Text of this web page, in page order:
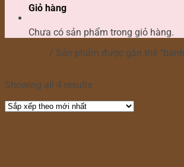
Giỏ hàng
Chưa có sản phẩm trong giỏ hàng.
/ Sản phẩm được gắn thẻ
Showing all 4 results